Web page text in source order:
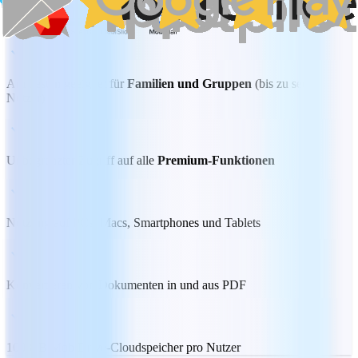
Am besten geeignet für Familien und Gruppen (bis zu sechs
Nutzer)
Unbegrenzter Zugriff auf alle Premium-Funktionen
Nutzung auf PCs, Macs, Smartphones und Tablets
Konvertieren von Dokumenten in und aus PDF
100 GB MobiDrive-Cloudspeicher pro Nutzer